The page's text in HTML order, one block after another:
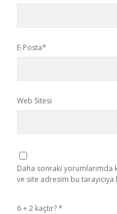
E-Posta*
Web Sitesi
Daha sonraki yorumlarımda
ve site adresim bu
6 + 2 kaçtır?*